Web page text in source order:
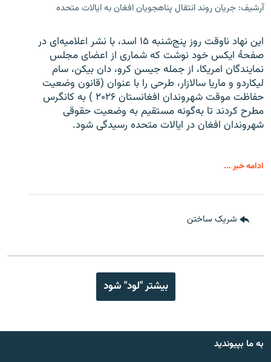
آرشیف: جریان روند انتقال پناهجویان افغان به ایالات متحده
این نهاد ناوقت روز پنج‌شنبه ۱۵ اسد، با نشر اعلامیه‌ای در
صفحۀ ایکس خود نوشت که شماری از اعضای مجلس
نمایندگان امریکا، از جمله جیسن کرو، دان بیکن، سام
لیکاردو و ماریا سالازار، طرحی را با عنوان (قانون وضعیت
حفاظت موقت شهروندان افغانستان ۲۰۲۶ ) به کانگرس
مطرح کردند تا به‌گونه مستقیم به وضعیت حقوقی
شهروندان افغان در ایالات متحده رسیدگی شود.
ادامه خبر ...
شریک ساختن
بیشتر "لود" شود
به ما بپیوندید